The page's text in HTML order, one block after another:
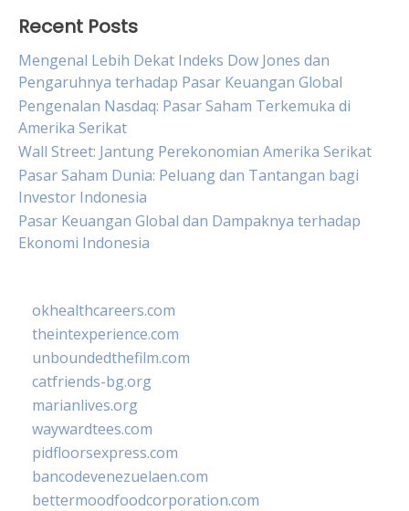
Recent Posts
Mengenal Lebih Dekat Indeks Dow Jones dan
Pengaruhnya terhadap Pasar Keuangan Global
Pengenalan Nasdaq: Pasar Saham Terkemuka di
Amerika Serikat
Wall Street: Jantung Perekonomian Amerika Serikat
Pasar Saham Dunia: Peluang dan Tantangan bagi
Investor Indonesia
Pasar Keuangan Global dan Dampaknya terhadap
Ekonomi Indonesia
okhealthcareers.com
theintexperience.com
unboundedthefilm.com
catfriends-bg.org
marianlives.org
waywardtees.com
pidfloorsexpress.com
bancodevenezuelaen.com
bettermoodfoodcorporation.com